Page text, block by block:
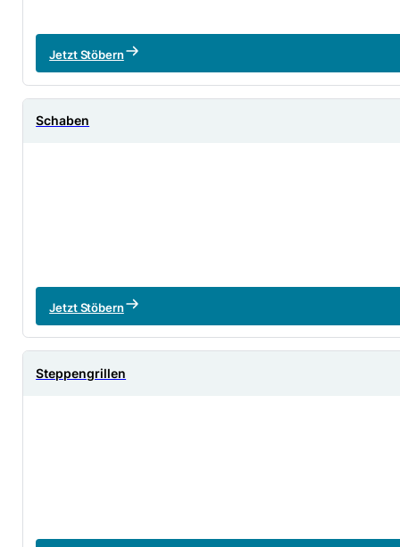
Jetzt Stöbern
Schaben
Jetzt Stöbern
Steppengrillen